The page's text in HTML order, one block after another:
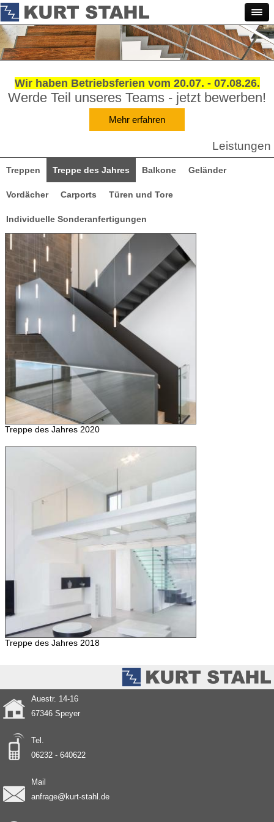
Wir haben Betriebsferien vom 20.07. - 07.08.26.
Werde Teil unseres Teams - jetzt bewerben!
Mehr erfahren
Leistungen
Treppen Treppe des Jahres Balkone Geländer
Vordächer Carports Türen und Tore
Individuelle Sonderanfertigungen
Treppe des Jahres 2020
Treppe des Jahres 2018
Auestr. 14-16
67346 Speyer
Tel.
06232 - 640622
Mail
anfrage@kurt-stahl.de